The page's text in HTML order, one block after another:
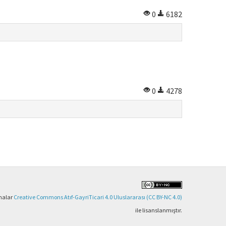
0
6182
0
4278
Creative Commons Atıf-GayriTicari 4.0 Uluslararası (CC BY-NC 4.0)
ile lisanslanmıştır.